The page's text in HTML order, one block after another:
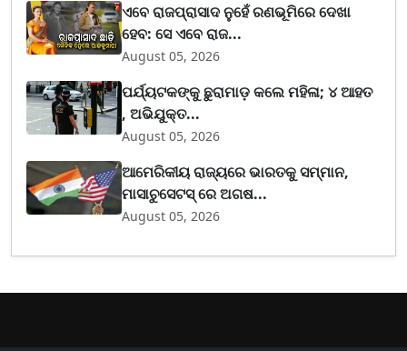
ଏବେ ରାଜପ୍ରାସାଦ ନୁହେଁ ରଣଭୂମିରେ ଦେଖା
ହେବ: ସେ ଏବେ ରାଜ...
August 05, 2026
ପର୍ଯ୍ୟଟକଙ୍କୁ ଛୁରାମାଡ଼ କଲେ ମହିଳା; ୪ ଆହତ
, ଅଭିଯୁକ୍ତ...
August 05, 2026
ଆମେରିକୀୟ ରାଜ୍ୟରେ ଭାରତକୁ ସମ୍ମାନ,
ମାସାଚୁସେଟସ୍ ରେ ଅଗଷ...
August 05, 2026